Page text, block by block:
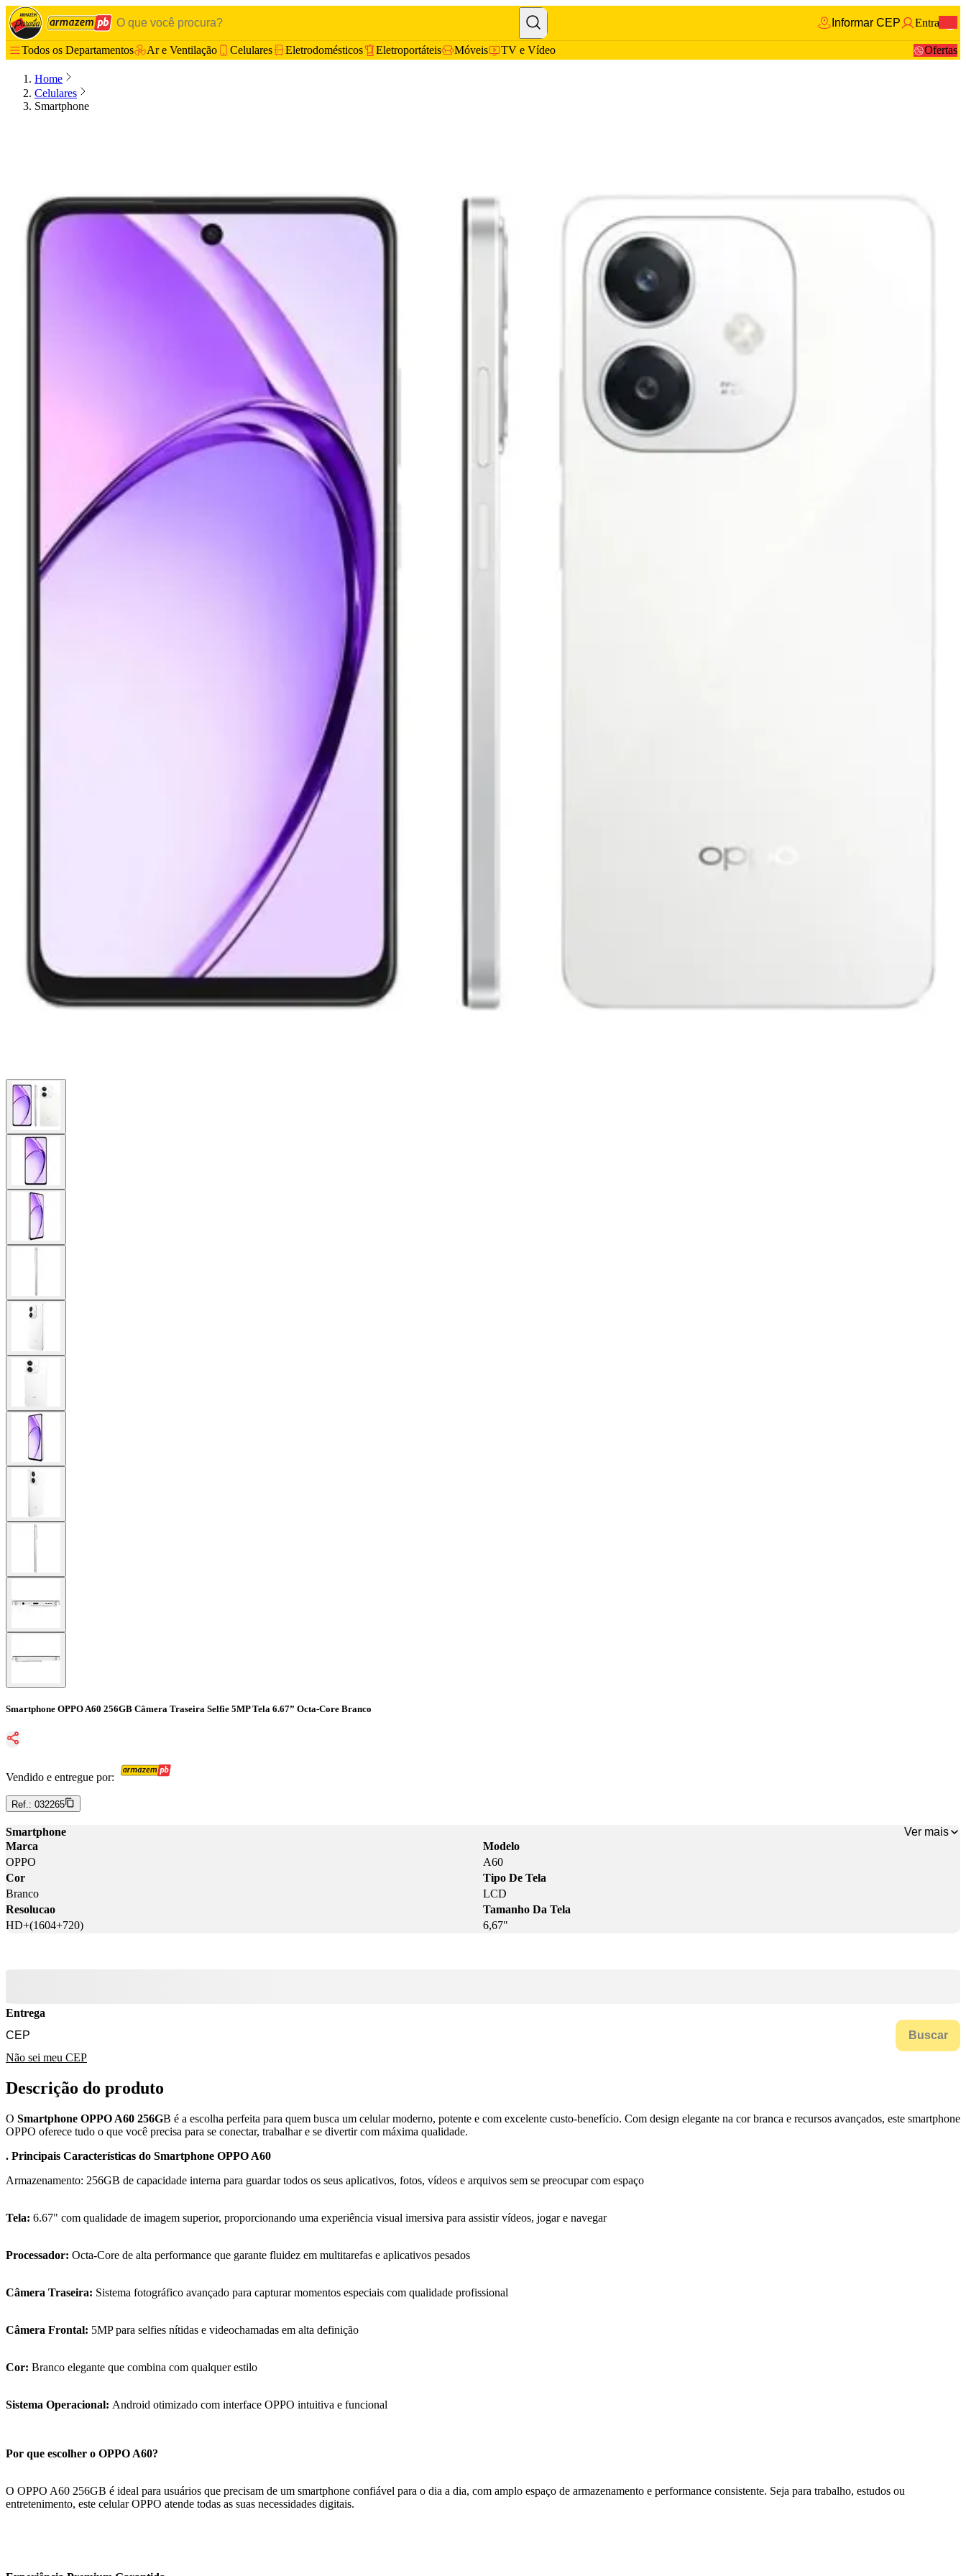
Informar CEP Entrar
Todos os Departamentos Ar e Ventilação Celulares Eletrodomésticos Eletroportáteis Móveis TV e Vídeo Ofertas
Home
Celulares
Smartphone
Smartphone OPPO A60 256GB Câmera Traseira Selfie 5MP Tela 6.67” Octa-Core Branco
Vendido e entregue por:
Ref.: 032265
Smartphone
Ver mais
Marca
OPPO
Modelo
A60
Cor
Branco
Tipo De Tela
LCD
Resolucao
HD+(1604+720)
Tamanho Da Tela
6,67"
Entrega
Buscar
Não sei meu CEP
Descrição do produto
O Smartphone OPPO A60 256GB é a escolha perfeita para quem busca um celular moderno, potente e com excelente custo-benefício. Com design elegante na cor branca e recursos avançados, este smartphone
OPPO oferece tudo o que você precisa para se conectar, trabalhar e se divertir com máxima qualidade.
. Principais Características do Smartphone OPPO A60
Armazenamento: 256GB de capacidade interna para guardar todos os seus aplicativos, fotos, vídeos e arquivos sem se preocupar com espaço
Tela: 6.67" com qualidade de imagem superior, proporcionando uma experiência visual imersiva para assistir vídeos, jogar e navegar
Processador: Octa-Core de alta performance que garante fluidez em multitarefas e aplicativos pesados
Câmera Traseira: Sistema fotográfico avançado para capturar momentos especiais com qualidade profissional
Câmera Frontal: 5MP para selfies nítidas e videochamadas em alta definição
Cor: Branco elegante que combina com qualquer estilo
Sistema Operacional: Android otimizado com interface OPPO intuitiva e funcional
Por que escolher o OPPO A60?
O OPPO A60 256GB é ideal para usuários que precisam de um smartphone confiável para o dia a dia, com amplo espaço de armazenamento e performance consistente. Seja para trabalho, estudos ou
entretenimento, este celular OPPO atende todas as suas necessidades digitais.